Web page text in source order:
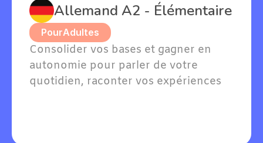
Allemand A2 - Élémentaire
PourAdultes
Consolider vos bases et gagner en
autonomie pour parler de votre
quotidien, raconter vos expériences